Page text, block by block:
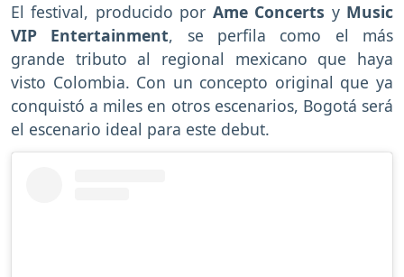
El festival, producido por Ame Concerts y Music
VIP Entertainment, se perfila como el más
grande tributo al regional mexicano que haya
visto Colombia. Con un concepto original que ya
conquistó a miles en otros escenarios, Bogotá será
el escenario ideal para este debut.